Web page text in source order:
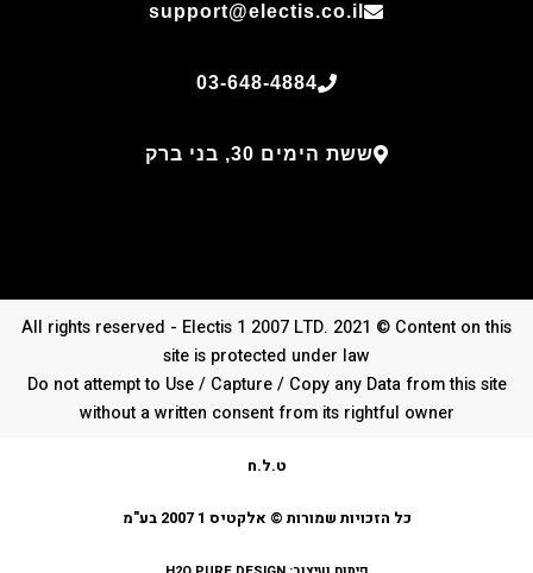
support@electis.co.il
03-648-4884
ששת הימים 30, בני ברק
All rights reserved - Electis 1 2007 LTD. 2021 © Content on this
site is protected under law
Do not attempt to Use / Capture / Copy any Data from this site
without a written consent from its rightful owner
כל הזכויות שמורות © אלקטיס 1 2007 בע"מ
ט.ל.ח